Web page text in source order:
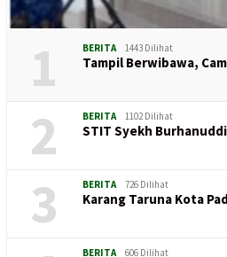
1 BERITA 1443 Dilihat
Tampil Berwibawa,
2 BERITA 1102 Dilihat
STIT Syekh
3 BERITA 726 Dilihat
Karang Taruna Kota
BERITA 606 Dilihat